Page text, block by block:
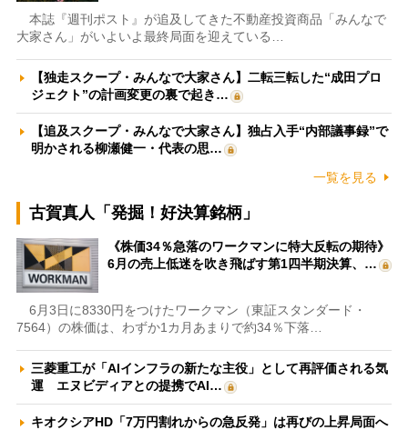
本誌『週刊ポスト』が追及してきた不動産投資商品「みんなで
大家さん」がいよいよ最終局面を迎えている…
【独走スクープ・みんなで大家さん】二転三転した“成田プロ
ジェクト”の計画変更の裏で起き…
【追及スクープ・みんなで大家さん】独占入手“内部議事録”で
明かされる柳瀬健一・代表の思…
一覧を見る
古賀真人「発掘！好決算銘柄」
《株価34％急落のワークマンに特大反転の期待》
6月の売上低迷を吹き飛ばす第1四半期決算、…
6月3日に8330円をつけたワークマン（東証スタンダード・
7564）の株価は、わずか1カ月あまりで約34％下落…
三菱重工が「AIインフラの新たな主役」として再評価される気
運 エヌビディアとの提携でAI…
キオクシアHD「7万円割れからの急反発」は再びの上昇局面へ